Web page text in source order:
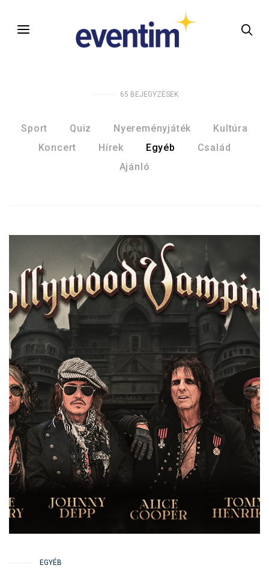
65 BEJEGYZÉSEK
Sport Quiz Nyereményjáték
Kultúra
Koncert
Hírek Egyéb
Család
Ajánló
EGYÉB